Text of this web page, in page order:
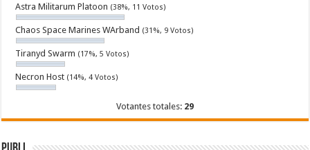
Astra Militarum Platoon (38%, 11 Votos)
Chaos Space Marines WArband (31%, 9 Votos)
Tiranyd Swarm (17%, 5 Votos)
Necron Host (14%, 4 Votos)
Votantes totales: 29